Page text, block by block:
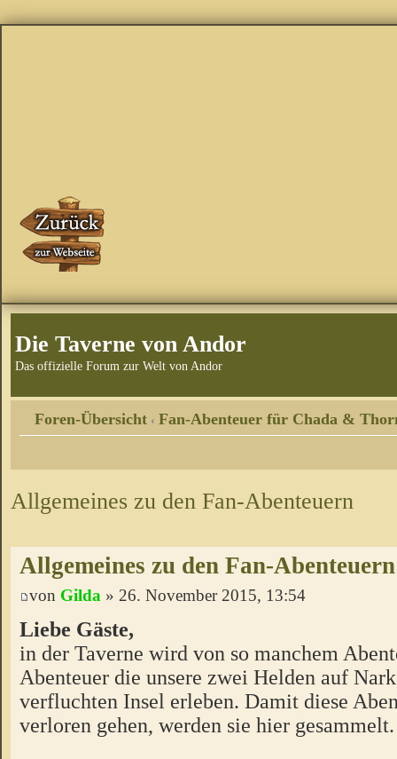
Die Taverne von Andor
Das offizielle Forum zur Welt von Andor
Foren-Übersicht ‹ Fan-Abenteuer für Chada &
Allgemeines zu den Fan-Abenteuern
Allgemeines zu den Fan-Abenteuern
von Gilda » 26. November 2015, 13:54
Liebe Gäste,
in der Taverne wird von so manchem
Abenteuer die unsere zwei Helden auf
verfluchten Insel erleben. Damit diese
verloren gehen, werden sie hier gesammelt.